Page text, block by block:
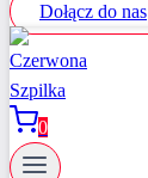
Dołącz do nas
0